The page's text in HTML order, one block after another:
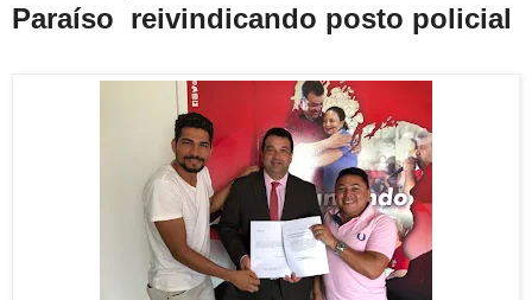
Paraíso reivindicando posto policial